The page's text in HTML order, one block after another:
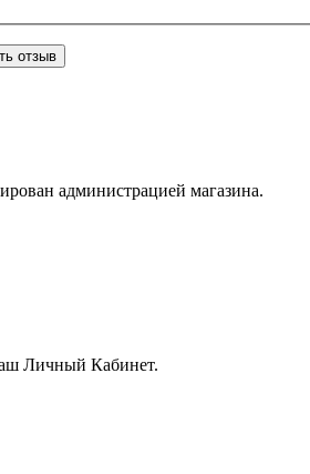
администрацией магазина.
Личный Кабинет.